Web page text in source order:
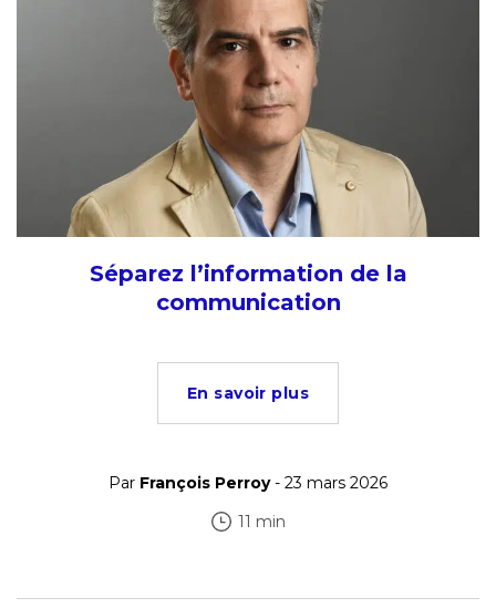
Séparez l’information de la
communication
En savoir plus
Par François Perroy- 23 mars 2026
11 min